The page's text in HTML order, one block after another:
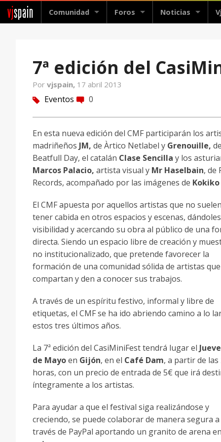
vjspain Comunidad Foros Noticias
7ª edición del
Por vjspain, 17 abril 2013
tag Eventos comment 0
En esta nueva edición del CMF participarán los
madriñeños JM, de Àrtico Netlabel y Grenouille, de
Beatfull Day, el catalán Clase Sencilla y los
Marcos Palacio, artista visual y Mr Haselbain, de
Records, acompañado por las imágenes de Kokiko
El CMF apuesta por aquellos artistas que no suelen
tener cabida en otros espacios y escenas, dándoles
visibilidad y acercando su obra al público de una
directa. Siendo un espacio libre de creación y
no institucionalizado, que pretende favorecer la
formación de una comunidad sólida de artistas que
compartan y den a conocer sus trabajos.
A través de un espíritu festivo, informal y libre de
etiquetas, el CMF se ha ido abriendo camino a lo
estos tres últimos años.
La 7ª edición del CasiMiniFest tendrá lugar el
de Mayoen Gijón, en el Café Dam, a partir de las
horas, con un precio de entrada de 5€ que irá
íntegramente a los artistas.
Para ayudar a que el festival siga realizándose y
creciendo, se puede colaborar de manera segura a
través de PayPal aportando un granito de arena en